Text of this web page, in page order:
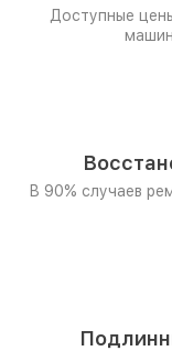
Доступные
В 90% случаев